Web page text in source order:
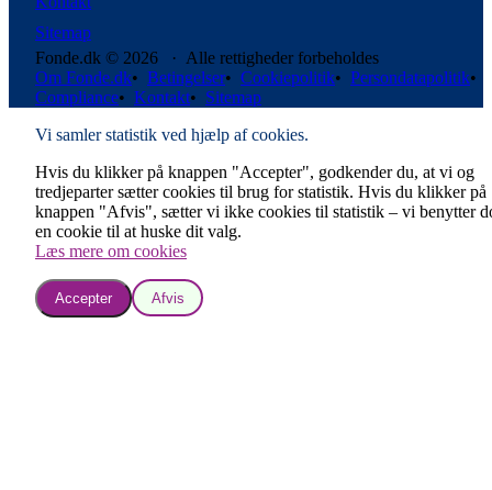
Sitemap
Fonde.dk © 2026 · Alle rettigheder forbeholdes
Om Fonde.dk• Betingelser• Cookiepolitik• Persondatapolitik•
Compliance• Kontakt• Sitemap
Vi samler statistik ved hjælp af cookies.
Hvis du klikker på knappen "Accepter", godkender du, at vi og
tredjeparter sætter cookies til brug for statistik. Hvis du klikker på
knappen "Afvis", sætter vi ikke cookies til statistik – vi benytter
en cookie til at huske dit valg.
Læs mere om cookies
Accepter Afvis